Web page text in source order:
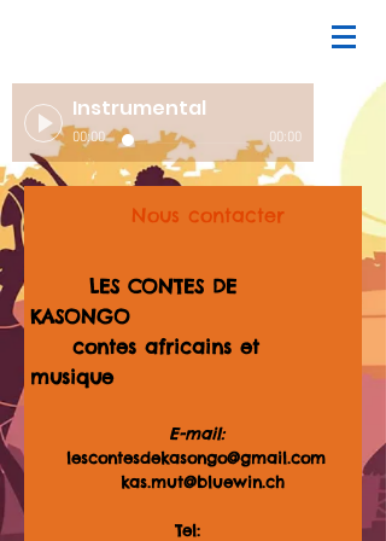
Instrumental
00:00 00:00
Nous contacter
LES CONTES DE
KASONGO
contes africains et
musique
E-mail:
lescontesdekasongo@gmail.com
kas.mut@bluewin.ch
Tel: